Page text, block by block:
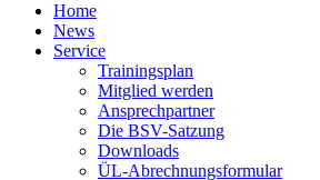
Home
News
Service
Trainingsplan
Mitglied werden
Ansprechpartner
Die BSV-Satzung
Downloads
ÜL-Abrechnungsformular